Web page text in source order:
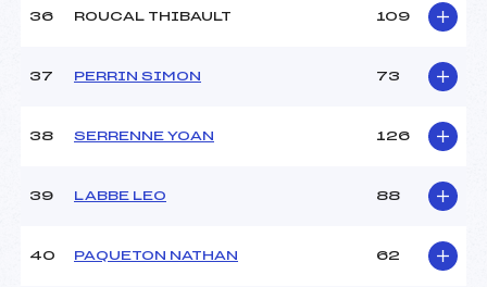
36 ROUCAL THIBAULT 109
37 PERRIN SIMON 73
38 SERRENNE YOAN 126
39 LABBE LEO 88
40 PAQUETON NATHAN 62